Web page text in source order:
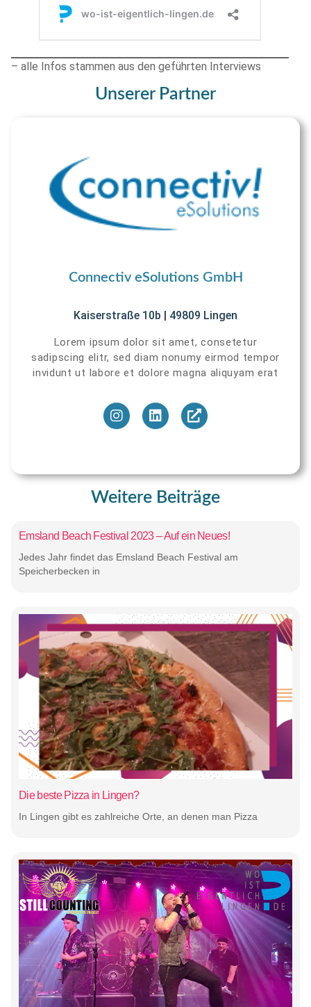
– alle Infos stammen aus den geführten Interviews
Unserer Partner
Connectiv eSolutions GmbH
Kaiserstraße 10b | 49809 Lingen
Lorem ipsum dolor sit amet, consetetur
sadipscing elitr, sed diam nonumy eirmod tempor
invidunt ut labore et dolore magna aliquyam erat
Weitere Beiträge
Emsland Beach Festival 2023 – Auf ein Neues!
Jedes Jahr findet das Emsland Beach Festival am
Speicherbecken in
Die beste Pizza in Lingen?
In Lingen gibt es zahlreiche Orte, an denen man Pizza